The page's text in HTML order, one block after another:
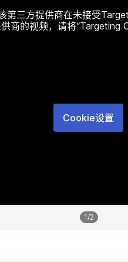
第三方提供商在未接受
商的视频，请将“Targeting
Cookie设置
1/2